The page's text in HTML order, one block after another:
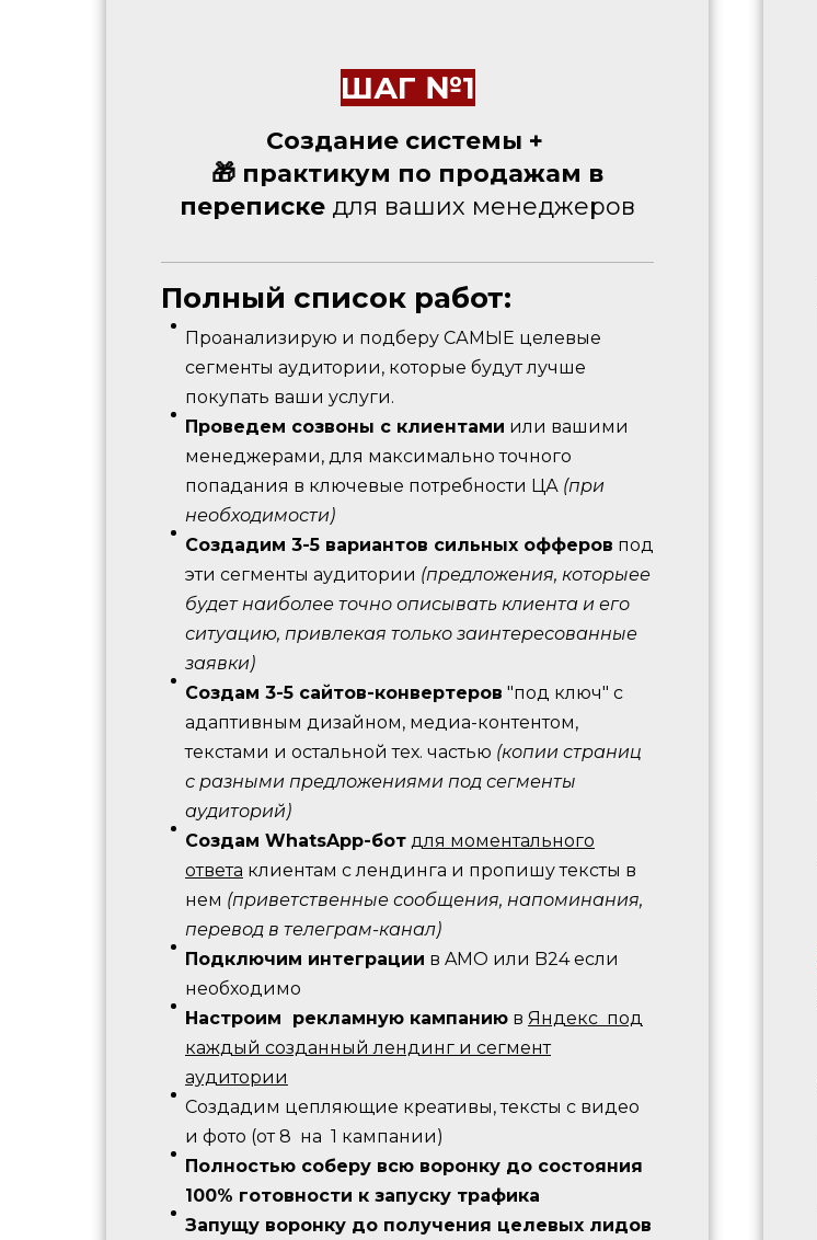
ШАГ №1
Cоздание системы +
🎁 практикум по продажам в
переписке для ваших менеджеров
Полный список работ:
Проанализирую и подберу САМЫЕ целевые
сегменты аудитории, которые будут лучше
покупать ваши услуги.
Проведем созвоны с клиентами или вашими
менеджерами, для максимально точного
попадания в ключевые потребности ЦА (при
необходимости)
Создадим 3-5 вариантов сильных офферов под
эти сегменты аудитории (предложения, которыее
будет наиболее точно описывать клиента и его
ситуацию, привлекая только заинтересованные
заявки)
Создам 3-5 сайтов-конвертеров "под ключ" с
адаптивным дизайном, медиа-контентом,
текстами и остальной тех. частью (копии страниц
с разными предложениями под сегменты
аудиторий)
Создам WhatsApp-бот для моментального
ответа клиентам с лендинга и пропишу тексты в
нем (приветственные сообщения, напоминания,
перевод в телеграм-канал)
Подключим интеграции в AMO или B24 если
необходимо
Настроим рекламную кампанию в Яндекс под
каждый созданный лендинг и сегмент
аудитории
Создадим цепляющие креативы, тексты с видео
и фото (от 8 на 1 кампании)
Полностью соберу всю воронку до состояния
100% готовности к запуску трафика
Запущу воронку до получения целевых лидов